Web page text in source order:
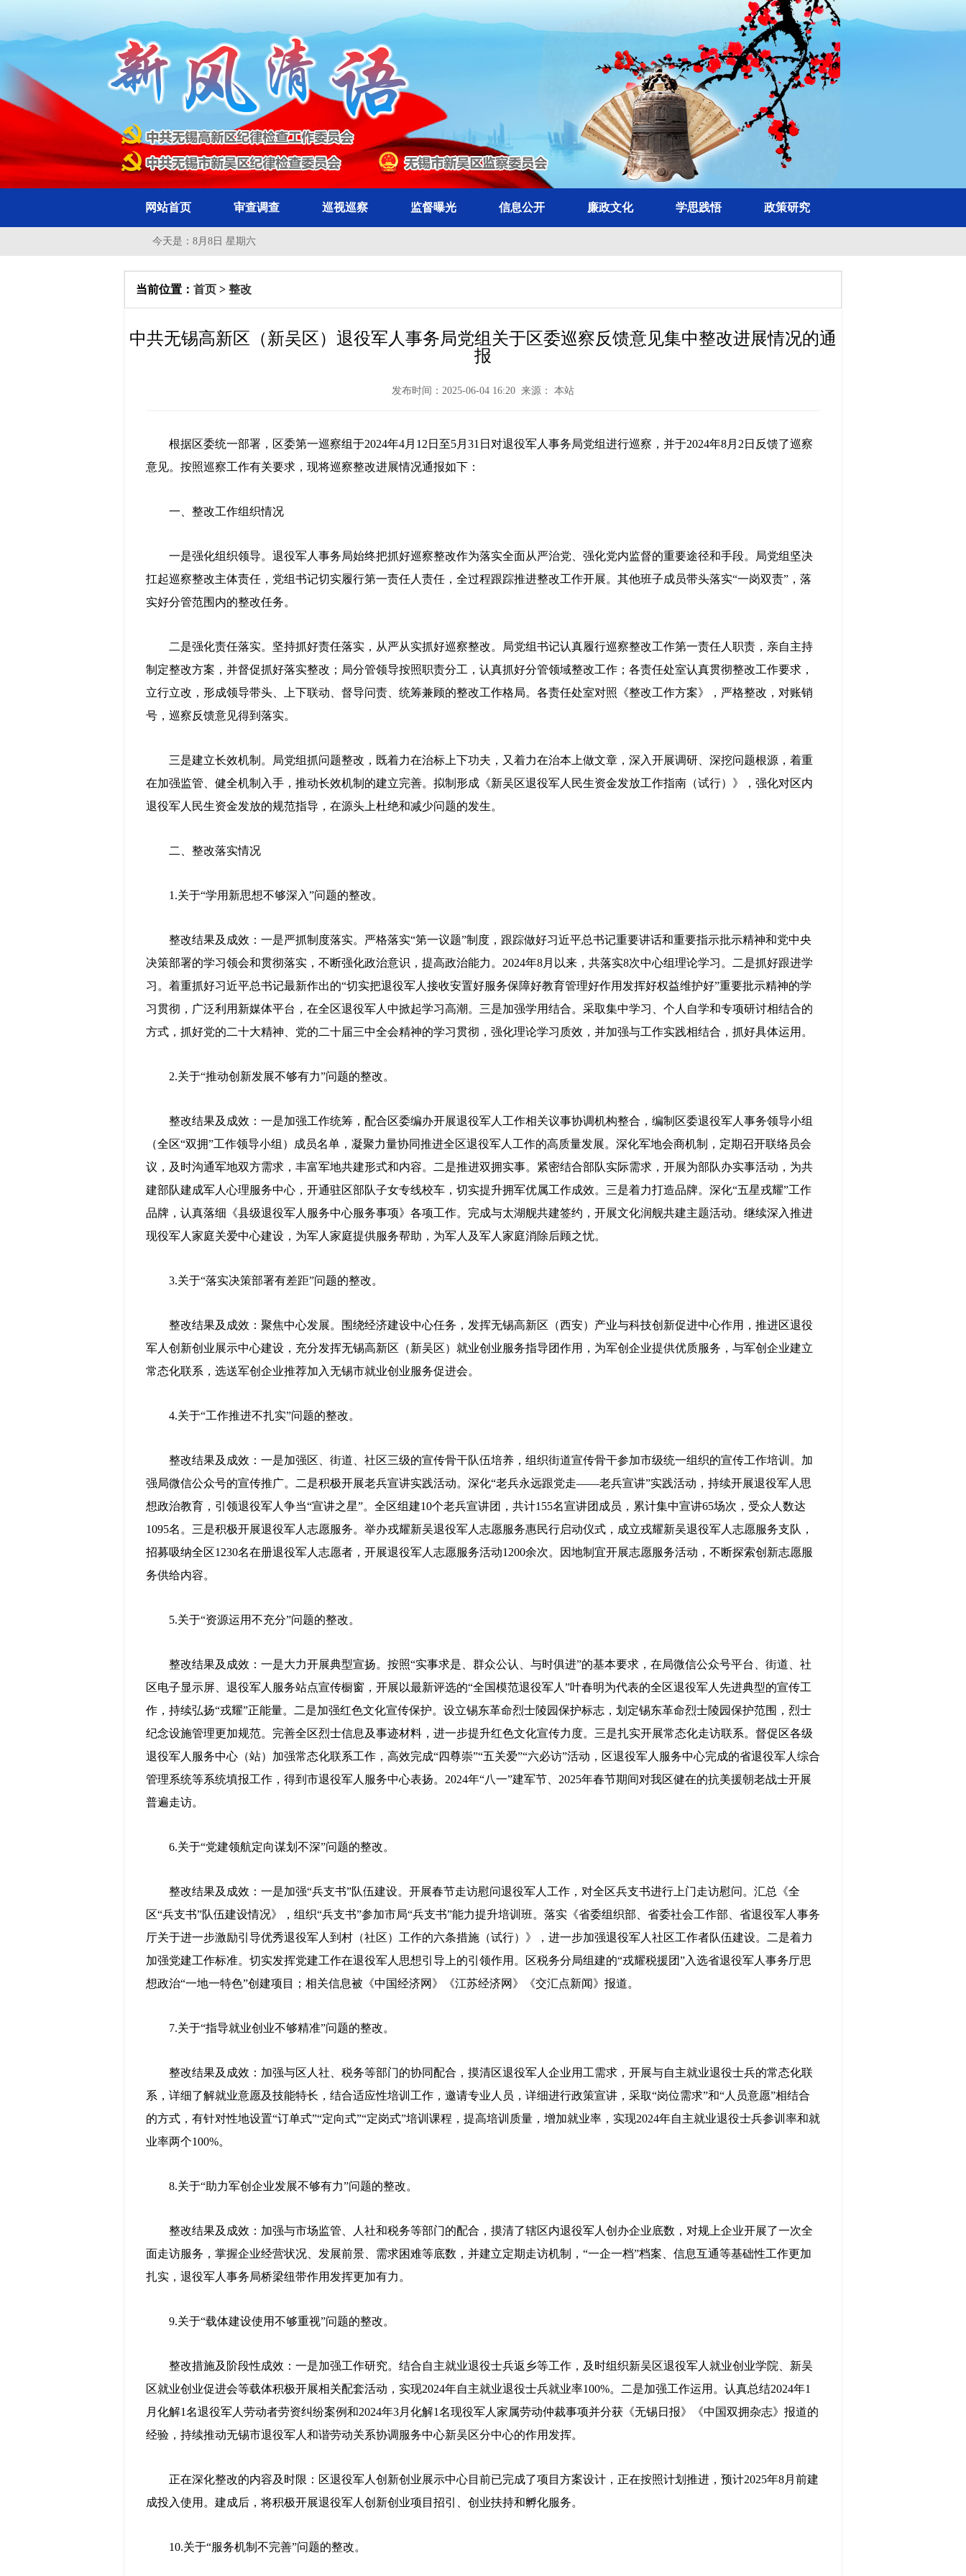
网站首页 审查调查 巡视巡察 监督曝光 信息公开 廉政文化 学思践悟 政策研究
今天是： 8月8日 星期六
当前位置： 首页 > 整改
中共无锡高新区（新吴区）退役军人事务局党组关于区委巡察反馈意见集中整改进展情况的通
报
发布时间：2025-06-04 16:20 来源： 本站
根据区委统一部署，区委第一巡察组于2024年4月12日至5月31日对退役军人事务局党组进行巡察，并于2024年8月2日反馈了巡察
意见。按照巡察工作有关要求，现将巡察整改进展情况通报如下：
一、整改工作组织情况
一是强化组织领导。退役军人事务局始终把抓好巡察整改作为落实全面从严治党、强化党内监督的重要途径和手段。局党组坚决
扛起巡察整改主体责任，党组书记切实履行第一责任人责任，全过程跟踪推进整改工作开展。其他班子成员带头落实“一岗双责”，落
实好分管范围内的整改任务。
二是强化责任落实。坚持抓好责任落实，从严从实抓好巡察整改。局党组书记认真履行巡察整改工作第一责任人职责，亲自主持
制定整改方案，并督促抓好落实整改；局分管领导按照职责分工，认真抓好分管领域整改工作；各责任处室认真贯彻整改工作要求，
立行立改，形成领导带头、上下联动、督导问责、统筹兼顾的整改工作格局。各责任处室对照《整改工作方案》，严格整改，对账销
号，巡察反馈意见得到落实。
三是建立长效机制。局党组抓问题整改，既着力在治标上下功夫，又着力在治本上做文章，深入开展调研、深挖问题根源，着重
在加强监管、健全机制入手，推动长效机制的建立完善。拟制形成《新吴区退役军人民生资金发放工作指南（试行）》，强化对区内
退役军人民生资金发放的规范指导，在源头上杜绝和减少问题的发生。
二、整改落实情况
1.关于“学用新思想不够深入”问题的整改。
整改结果及成效：一是严抓制度落实。严格落实“第一议题”制度，跟踪做好习近平总书记重要讲话和重要指示批示精神和党中央
决策部署的学习领会和贯彻落实，不断强化政治意识，提高政治能力。2024年8月以来，共落实8次中心组理论学习。二是抓好跟进学
习。着重抓好习近平总书记最新作出的“切实把退役军人接收安置好服务保障好教育管理好作用发挥好权益维护好”重要批示精神的学
习贯彻，广泛利用新媒体平台，在全区退役军人中掀起学习高潮。三是加强学用结合。采取集中学习、个人自学和专项研讨相结合的
方式，抓好党的二十大精神、党的二十届三中全会精神的学习贯彻，强化理论学习质效，并加强与工作实践相结合，抓好具体运用。
2.关于“推动创新发展不够有力”问题的整改。
整改结果及成效：一是加强工作统筹，配合区委编办开展退役军人工作相关议事协调机构整合，编制区委退役军人事务领导小组
（全区“双拥”工作领导小组）成员名单，凝聚力量协同推进全区退役军人工作的高质量发展。深化军地会商机制，定期召开联络员会
议，及时沟通军地双方需求，丰富军地共建形式和内容。二是推进双拥实事。紧密结合部队实际需求，开展为部队办实事活动，为共
建部队建成军人心理服务中心，开通驻区部队子女专线校车，切实提升拥军优属工作成效。三是着力打造品牌。深化“五星戎耀”工作
品牌，认真落细《县级退役军人服务中心服务事项》各项工作。完成与太湖舰共建签约，开展文化润舰共建主题活动。继续深入推进
现役军人家庭关爱中心建设，为军人家庭提供服务帮助，为军人及军人家庭消除后顾之忧。
3.关于“落实决策部署有差距”问题的整改。
整改结果及成效：聚焦中心发展。围绕经济建设中心任务，发挥无锡高新区（西安）产业与科技创新促进中心作用，推进区退役
军人创新创业展示中心建设，充分发挥无锡高新区（新吴区）就业创业服务指导团作用，为军创企业提供优质服务，与军创企业建立
常态化联系，选送军创企业推荐加入无锡市就业创业服务促进会。
4.关于“工作推进不扎实”问题的整改。
整改结果及成效：一是加强区、街道、社区三级的宣传骨干队伍培养，组织街道宣传骨干参加市级统一组织的宣传工作培训。加
强局微信公众号的宣传推广。二是积极开展老兵宣讲实践活动。深化“老兵永远跟党走——老兵宣讲”实践活动，持续开展退役军人思
想政治教育，引领退役军人争当“宣讲之星”。全区组建10个老兵宣讲团，共计155名宣讲团成员，累计集中宣讲65场次，受众人数达
1095名。三是积极开展退役军人志愿服务。举办戎耀新吴退役军人志愿服务惠民行启动仪式，成立戎耀新吴退役军人志愿服务支队，
招募吸纳全区1230名在册退役军人志愿者，开展退役军人志愿服务活动1200余次。因地制宜开展志愿服务活动，不断探索创新志愿服
务供给内容。
5.关于“资源运用不充分”问题的整改。
整改结果及成效：一是大力开展典型宣扬。按照“实事求是、群众公认、与时俱进”的基本要求，在局微信公众号平台、街道、社
区电子显示屏、退役军人服务站点宣传橱窗，开展以最新评选的“全国模范退役军人”叶春明为代表的全区退役军人先进典型的宣传工
作，持续弘扬“戎耀”正能量。二是加强红色文化宣传保护。设立锡东革命烈士陵园保护标志，划定锡东革命烈士陵园保护范围，烈士
纪念设施管理更加规范。完善全区烈士信息及事迹材料，进一步提升红色文化宣传力度。三是扎实开展常态化走访联系。督促区各级
退役军人服务中心（站）加强常态化联系工作，高效完成“四尊崇”“五关爱”“六必访”活动，区退役军人服务中心完成的省退役军人综合
管理系统等系统填报工作，得到市退役军人服务中心表扬。2024年“八一”建军节、2025年春节期间对我区健在的抗美援朝老战士开展
普遍走访。
6.关于“党建领航定向谋划不深”问题的整改。
整改结果及成效：一是加强“兵支书”队伍建设。开展春节走访慰问退役军人工作，对全区兵支书进行上门走访慰问。汇总《全
区“兵支书”队伍建设情况》，组织“兵支书”参加市局“兵支书”能力提升培训班。落实《省委组织部、省委社会工作部、省退役军人事务
厅关于进一步激励引导优秀退役军人到村（社区）工作的六条措施（试行）》，进一步加强退役军人社区工作者队伍建设。二是着力
加强党建工作标准。切实发挥党建工作在退役军人思想引导上的引领作用。区税务分局组建的“戎耀税援团”入选省退役军人事务厅思
想政治“一地一特色”创建项目；相关信息被《中国经济网》《江苏经济网》《交汇点新闻》报道。
7.关于“指导就业创业不够精准”问题的整改。
整改结果及成效：加强与区人社、税务等部门的协同配合，摸清区退役军人企业用工需求，开展与自主就业退役士兵的常态化联
系，详细了解就业意愿及技能特长，结合适应性培训工作，邀请专业人员，详细进行政策宣讲，采取“岗位需求”和“人员意愿”相结合
的方式，有针对性地设置“订单式”“定向式”“定岗式”培训课程，提高培训质量，增加就业率，实现2024年自主就业退役士兵参训率和就
业率两个100%。
8.关于“助力军创企业发展不够有力”问题的整改。
整改结果及成效：加强与市场监管、人社和税务等部门的配合，摸清了辖区内退役军人创办企业底数，对规上企业开展了一次全
面走访服务，掌握企业经营状况、发展前景、需求困难等底数，并建立定期走访机制，“一企一档”档案、信息互通等基础性工作更加
扎实，退役军人事务局桥梁纽带作用发挥更加有力。
9.关于“载体建设使用不够重视”问题的整改。
整改措施及阶段性成效：一是加强工作研究。结合自主就业退役士兵返乡等工作，及时组织新吴区退役军人就业创业学院、新吴
区就业创业促进会等载体积极开展相关配套活动，实现2024年自主就业退役士兵就业率100%。二是加强工作运用。认真总结2024年1
月化解1名退役军人劳动者劳资纠纷案例和2024年3月化解1名现役军人家属劳动仲裁事项并分获《无锡日报》《中国双拥杂志》报道的
经验，持续推动无锡市退役军人和谐劳动关系协调服务中心新吴区分中心的作用发挥。
正在深化整改的内容及时限：区退役军人创新创业展示中心目前已完成了项目方案设计，正在按照计划推进，预计2025年8月前建
成投入使用。建成后，将积极开展退役军人创新创业项目招引、创业扶持和孵化服务。
10.关于“服务机制不完善”问题的整改。